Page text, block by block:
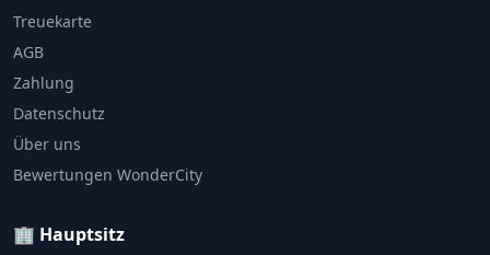
Treuekarte
AGB
Zahlung
Datenschutz
Über uns
Bewertungen WonderCity
🏢 Hauptsitz